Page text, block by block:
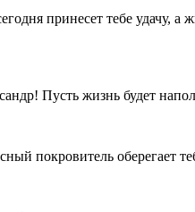
принесет тебе удачу, а
Пусть жизнь будет
покровитель оберегает